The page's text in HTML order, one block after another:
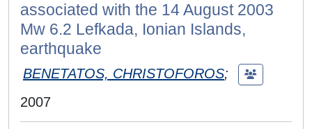
associated with the 14 August 2003
Mw 6.2 Lefkada, Ionian Islands,
earthquake
BENETATOS, CHRISTOFOROS;
2007